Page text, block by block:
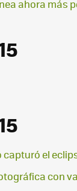
ahora más
el
con